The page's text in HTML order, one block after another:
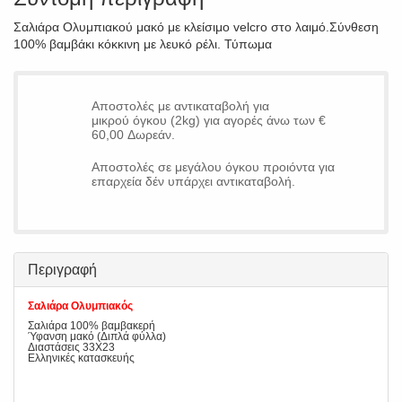
Σαλιάρα Ολυμπιακού μακό με κλείσιμο velcro στο λαιμό.Σύνθεση
100% βαμβάκι κόκκινη με λευκό ρέλι. Τύπωμα
Αποστολές με αντικαταβολή για
μικρού όγκου (2kg) για αγορές άνω των €
60,00 Δωρεάν.
Αποστολές σε μεγάλου όγκου προιόντα για
επαρχεία δέν υπάρχει αντικαταβολή.
Περιγραφή
Σαλιάρα Ολυμπιακός
Σαλιάρα 100% βαμβακερή
Ύφανση μακό (Διπλά φύλλα)
Διαστάσεις 33Χ23
Ελληνικές κατασκευής